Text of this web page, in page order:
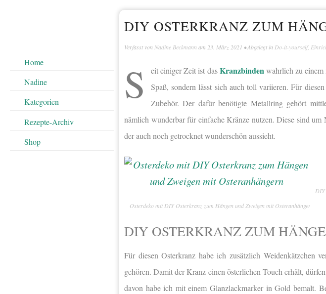
Home
Nadine
Kategorien
Rezepte-Archiv
Shop
DIY OSTERKRANZ ZUM
Verfasst von Nadine Beckmann am 23. März 2021 • Abgelegt in Do-it-yourself,
S eit einiger Zeit ist dasKranzbinden wahrlich zu
Spaß, sondern lässt sich auch toll variieren. Für
Zubehör. Der dafür benötigte Metallring gehört
nämlich wunderbar für einfache Kränze nutzen. Diese sind
der auch noch getrocknet wunderschön aussieht.
Osterdeko mit DIY Osterkranz zum Hängen und Zweigen mit Osteranhängern
DIY
DIY OSTERKRANZ ZUM
Für diesen Osterkranz habe ich zusätzlich Weidenkätzchen
gehören. Damitder Kranz einen österlichen Touch erhält,
davon habe ich mit einem Glanzlackmarker in Gold bemalt.